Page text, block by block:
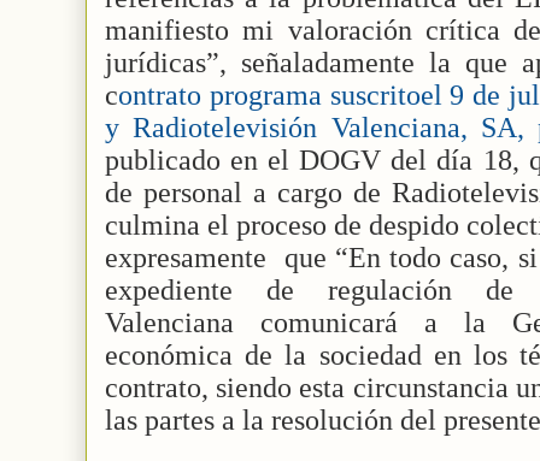
manifiesto mi valoración crítica
jurídicas”, señaladamente la que
contrato programa suscritoel 9 de
y Radiotelevisión Valenciana, SA,
publicado en el DOGV del día 18,
de personal a cargo de
culmina el proceso de despido
expresamente
que “En todo caso,
expediente de regulación de
Valenciana comunicará a la
económica de la sociedad en los
contrato, siendo esta circunstancia
las partes a la resolución del